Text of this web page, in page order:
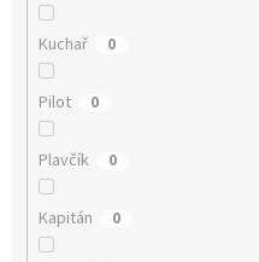
Kuchař 0
Pilot 0
Plavčík 0
Kapitán 0